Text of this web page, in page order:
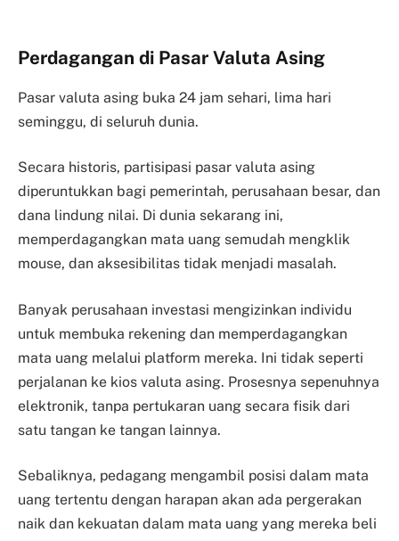
Perdagangan di Pasar Valuta Asing
Pasar valuta asing buka 24 jam sehari, lima hari
seminggu, di seluruh dunia.
Secara historis, partisipasi pasar valuta asing
diperuntukkan bagi pemerintah, perusahaan besar, dan
dana lindung nilai. Di dunia sekarang ini,
memperdagangkan mata uang semudah mengklik
mouse, dan aksesibilitas tidak menjadi masalah.
Banyak perusahaan investasi mengizinkan individu
untuk membuka rekening dan memperdagangkan
mata uang melalui platform mereka. Ini tidak seperti
perjalanan ke kios valuta asing. Prosesnya sepenuhnya
elektronik, tanpa pertukaran uang secara fisik dari
satu tangan ke tangan lainnya.
Sebaliknya, pedagang mengambil posisi dalam mata
uang tertentu dengan harapan akan ada pergerakan
naik dan kekuatan dalam mata uang yang mereka beli